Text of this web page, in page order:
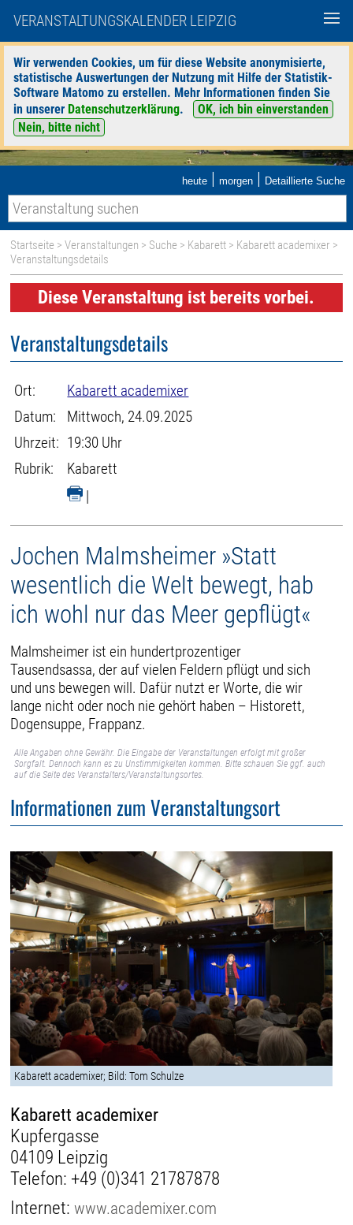
VERANSTALTUNGSKALENDER LEIPZIG
Wir verwenden Cookies, um für diese Website anonymisierte,
statistische Auswertungen der Nutzung mit Hilfe der Statistik-
Software Matomo zu erstellen. Mehr Informationen finden Sie
in unserer Datenschutzerklärung.
OK, ich bin einverstanden
Nein, bitte nicht
heute | morgen | Detaillierte Suche
Startseite >Veranstaltungen > Suche > Kabarett > Kabarett academixer >
Veranstaltungsdetails
Diese Veranstaltung ist bereits vorbei.
Veranstaltungsdetails
Ort:
Kabarett academixer
Datum:
Mittwoch, 24.09.2025
Uhrzeit: 19:30 Uhr
Rubrik:
Kabarett
|
Jochen Malmsheimer »Statt
wesentlich die Welt bewegt, hab
ich wohl nur das Meer gepflügt«
Malmsheimer ist ein hundertprozentiger
Tausendsassa, der auf vielen Feldern pflügt und sich
und uns bewegen will. Dafür nutzt er Worte, die wir
lange nicht oder noch nie gehört haben – Historett,
Dogensuppe, Frappanz.
Alle Angaben ohne Gewähr. Die Eingabe der Veranstaltungen erfolgt mit großer
Sorgfalt. Dennoch kann es zu Unstimmigkeiten kommen. Bitte schauen Sie ggf. auch
auf die Seite des Veranstalters/Veranstaltungsortes.
Informationen zum Veranstaltungsort
Kabarett academixer; Bild: Tom Schulze
Kabarett academixer
Kupfergasse
04109 Leipzig
Telefon: +49 (0)341 21787878
Internet:www.academixer.com